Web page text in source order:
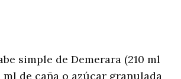
simple de Demerara (210 ml
ml de caña o azúcar granulada